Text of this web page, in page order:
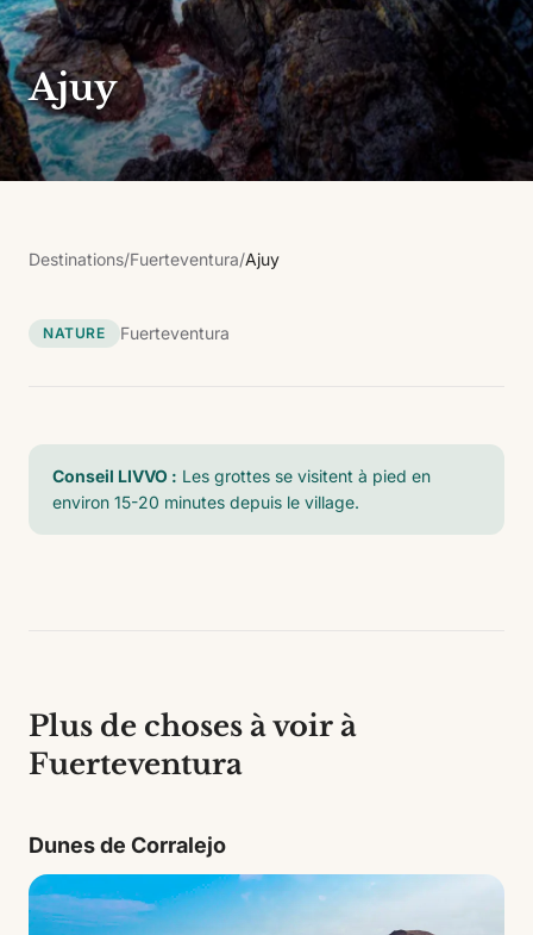
Ajuy
Destinations/Fuerteventura/Ajuy
NATURE Fuerteventura
Conseil LIVVO : Les grottes se visitent à pied en
environ 15-20 minutes depuis le village.
Plus de choses à voir à
Fuerteventura
Dunes de Corralejo